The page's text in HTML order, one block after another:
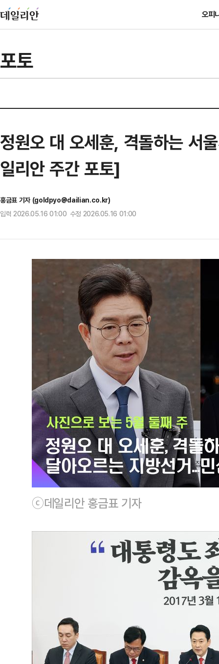
오피
포토
정원오 대 오세훈, 격돌하는 서
일리안 주간 포토]
홍금표 기자 (goldpyo@dailian.co.kr)
입력 2026.05.16 01:00 수정 2026.05.16 01:00
ⓒ데일리안 홍금표 기자